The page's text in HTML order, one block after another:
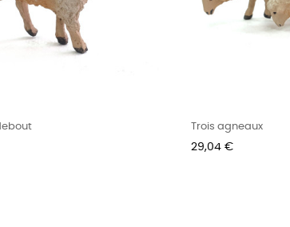
Trois agneaux
Prix
29,04 €